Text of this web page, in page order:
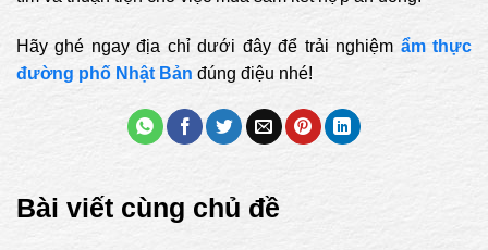
Hãy ghé ngay địa chỉ dưới đây để trải nghiệm ẩm thực
đường phố Nhật Bản đúng điệu nhé!
Bài viết cùng chủ đề